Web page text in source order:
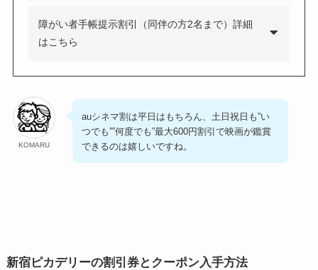
障がい者手帳提示割引（同伴の方2名まで）詳細
はこちら
KOMARU
auシネマ割は平日はもちろん、土日祝日も”い
つでも””何度でも”最大600円割引で映画が鑑賞
できるのは嬉しいですね。
新宿ピカデリーの割引券とクーポン入手方法